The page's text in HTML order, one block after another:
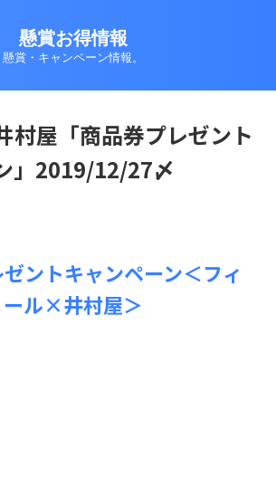
懸賞お得情報
懸賞・キャンペーン情報。
村屋「商品券プレゼント
」2019/12/27〆
ントキャンペーン＜フィ
ール×井村屋＞